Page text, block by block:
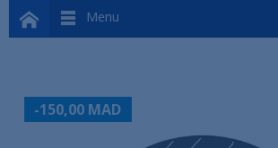
Menu
-150,00 MAD